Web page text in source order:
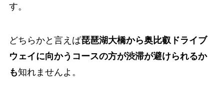
す。
どちらかと言えば琵琶湖大橋から奥比叡ドライブ
ウェイに向かうコースの方が渋滞が避けられるか
も知れませんよ。